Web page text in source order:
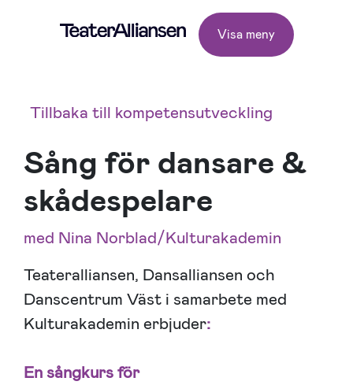
Visa meny
Tillbaka till kompetensutveckling
Sång för dansare &
skådespelare
med Nina Norblad/Kulturakademin
Teateralliansen, Dansalliansen och
Danscentrum Väst i samarbete med
Kulturakademin erbjuder:
En sångkurs för